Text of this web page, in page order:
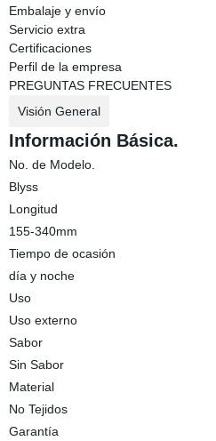
Embalaje y envío
Servicio extra
Certificaciones
Perfil de la empresa
PREGUNTAS FRECUENTES
Visión General
Información Básica.
No. de Modelo.
Blyss
Longitud
155-340mm
Tiempo de ocasión
día y noche
Uso
Uso externo
Sabor
Sin Sabor
Material
No Tejidos
Garantía